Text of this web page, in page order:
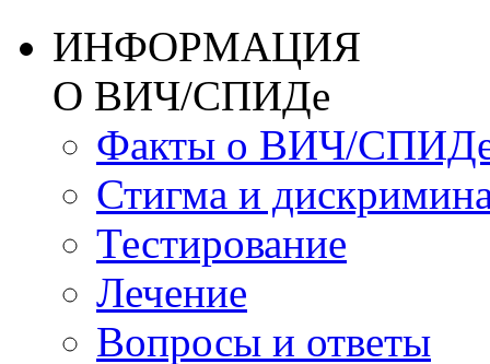
ИНФОРМАЦИЯ
О ВИЧ/СПИДе
Факты о ВИЧ/
Стигма и
Тестирование
Лечение
Вопросы и ответы